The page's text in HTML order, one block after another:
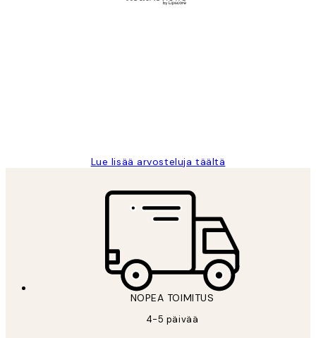
Lue lisää arvosteluja täältä
NOPEA TOIMITUS
4-5 päivää